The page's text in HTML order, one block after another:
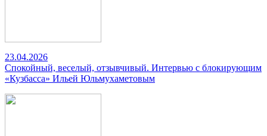
23.04.2026
Спокойный, веселый, отзывчивый. Интервью с блокирующим
«Кузбасса» Ильей Юльмухаметовым